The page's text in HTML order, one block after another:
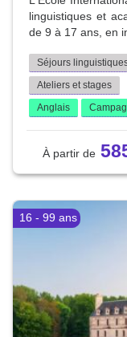
linguistiques et
de 9 à 17 ans, en
Séjours
Ateliers et stages
Anglais
16 - 99 ans